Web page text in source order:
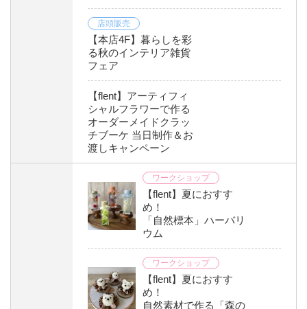
店頭販売
【本店4F】暮らしを彩
る秋のインテリア雑貨
フェア
【flent】アーティフィ
シャルフラワーで作る
オーダーメイドクラッ
チブーケ 当日制作＆お
渡しキャンペーン
ワークショップ
【flent】夏におすす
め！
「自然標本」ハーバリ
ウム
ワークショップ
【flent】夏におすす
め！
自然素材で作る「森の